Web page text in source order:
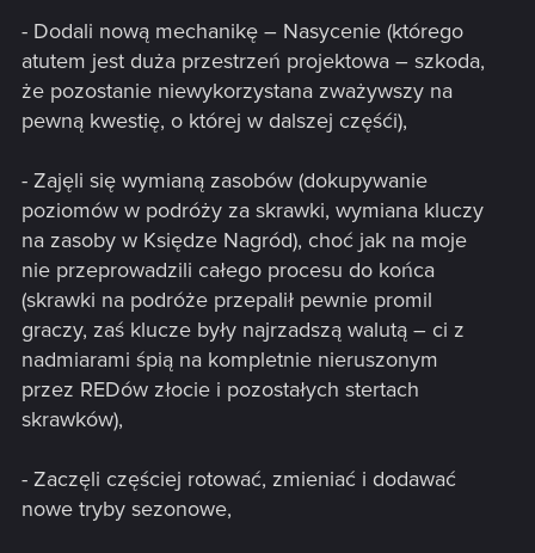
- Dodali nową mechanikę – Nasycenie (którego
atutem jest duża przestrzeń projektowa – szkoda,
że pozostanie niewykorzystana zważywszy na
pewną kwestię, o której w dalszej częśći),
- Zajęli się wymianą zasobów (dokupywanie
poziomów w podróży za skrawki, wymiana kluczy
na zasoby w Księdze Nagród), choć jak na moje
nie przeprowadzili całego procesu do końca
(skrawki na podróże przepalił pewnie promil
graczy, zaś klucze były najrzadszą walutą – ci z
nadmiarami śpią na kompletnie nieruszonym
przez REDów złocie i pozostałych stertach
skrawków),
- Zaczęli częściej rotować, zmieniać i dodawać
nowe tryby sezonowe,